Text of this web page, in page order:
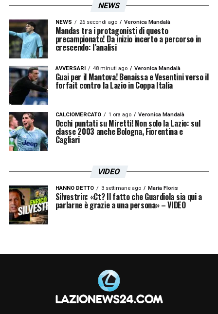
NEWS
NEWS 26 secondi ago Veronica Mandalà
Mandas tra i protagonisti di questo
precampionato! Da inizio incerto a percorso in
crescendo: l’analisi
AVVERSARI 48 minuti ago Veronica Mandalà
Guai per il Mantova! Benaissa e Vesentini verso il
forfait contro la Lazio in Coppa Italia
CALCIOMERCATO 1 ora ago Veronica Mandalà
Occhi puntati su Miretti! Non solo la Lazio: sul
classe 2003 anche Bologna, Fiorentina e
Cagliari
VIDEO
HANNO DETTO 3 settimane ago Maria Floris
Silvestrin: «Ct? Il fatto che Guardiola sia qui a
parlarne è grazie a una persona» – VIDEO